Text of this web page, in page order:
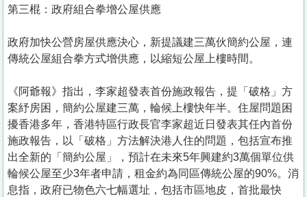
第三棍：政府組合拳增公屋供應
政府加快公營房屋供應決心，新提議建三萬伙簡約公屋，連
傳統公屋組合拳方式增供應，以縮短公屋上樓時間。
《阿爺報》指出，李家超發表首份施政報告，提「破格」方
案紓房困，簡約公屋建三萬，輪候上樓快年半。住屋問題困
擾香港多年，香港特區行政長官李家超近日發表其任內首份
施政報告，以「破格」方法解決港人住的問題，包括宣布推
出全新的「簡約公屋」，預計在未來5年興建約3萬個單位供
輪候公屋至少3年者申請，租金約為同區傳統公屋的90%。消
息指，政府已物色六七幅選址，包括市區地皮，首批最快